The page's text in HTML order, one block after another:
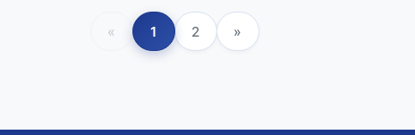
« 1 2 »